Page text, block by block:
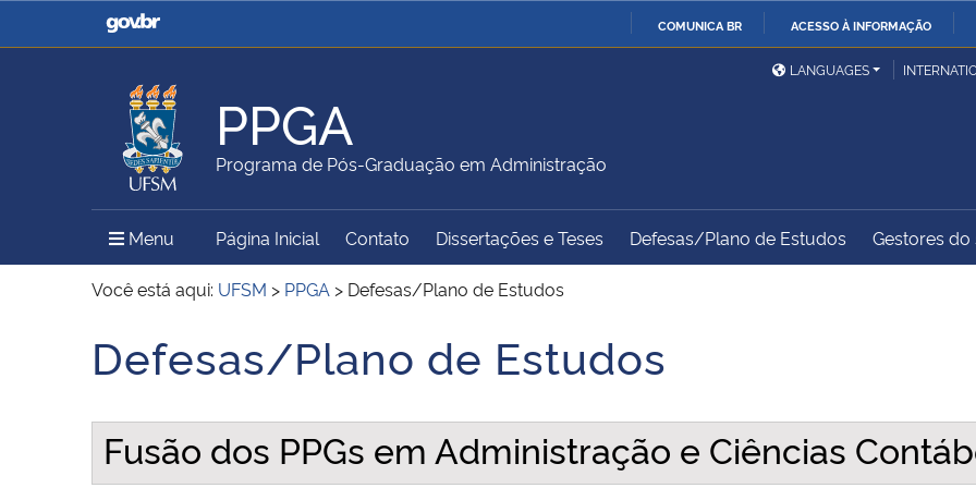
COMUNICA BR ACESSO À INFORMAÇÃO
Casa Civil
Ministério da Justiça e
Ministério da Defesa
Ministério das Relações
Exteriores
Ministério da Agricultura,
Pecuária e Abastecimento
Ministério da Educação
Ministério do Meio Ambiente Ministério do Turismo
Ministério do
Desenvolvimento Regional
Controladoria-Geral da
Secretaria de Governo
Gabinete de Segurança
Advocacia-Geral da União
LANGUAGES
PPGA
Programa de Pós-Graduação em Administração
Menu Menu Principal do Sítio
Página Inicial Contato Dissertações e Teses Defesas/Plano de Estudos Gestores do
Você está aqui: UFSM > PPGA > Defesas/Plano de Estudos
Início do conteúdo
Defesas/Plano de Estudos
Fusão dos PPGs em Administração e Ciências